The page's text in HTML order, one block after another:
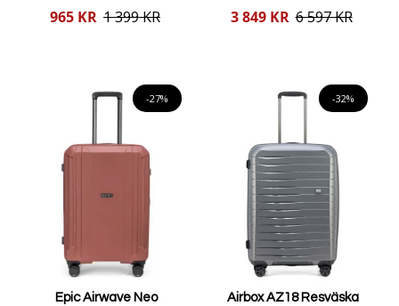
Reducerat
965 KR 1 399 KR
Reducerat
3 849 KR 6 597 KR
-27%
Epic Airwave Neo
-32%
Airbox AZ18 Resväska